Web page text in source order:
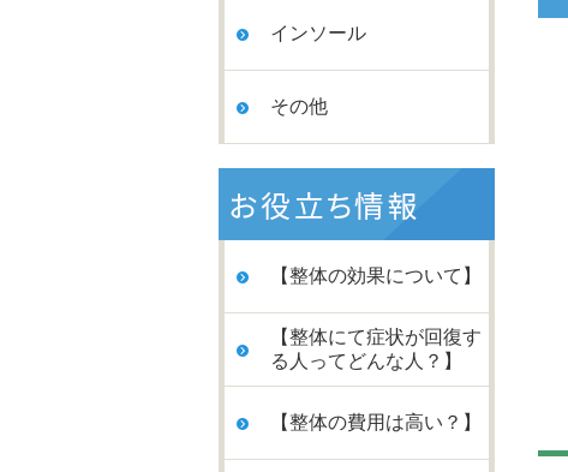
インソール
その他
【整体の効果について】
【整体にて症状が回復す
る人ってどんな人？】
【整体の費用は高い？】